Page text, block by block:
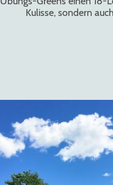
Kulisse, sondern